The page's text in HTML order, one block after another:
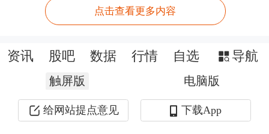
09:57，中证半导体材料设备主题指数
ETF广发(560780)上涨4.35%， 冲击3连
涨。成份股神工股份上涨13.88%，盛美
上海上涨11.20%，康强电子，富创精密
点击查看更多内容
资讯 股吧 数据 行情 自选 导航
触屏版 电脑版
给网站提点意见 下载App